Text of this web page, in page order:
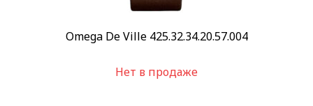
Omega De Ville 425.32.34.20.57.004
Нет в продаже